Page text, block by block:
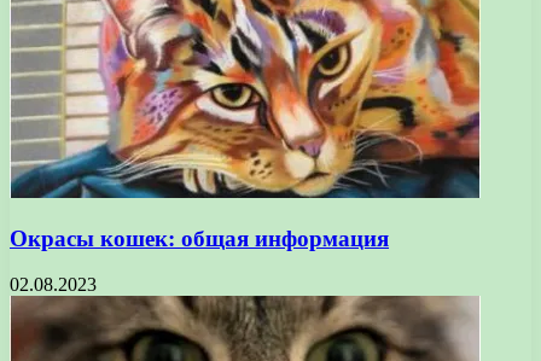
Окрасы кошек: общая информация
02.08.2023